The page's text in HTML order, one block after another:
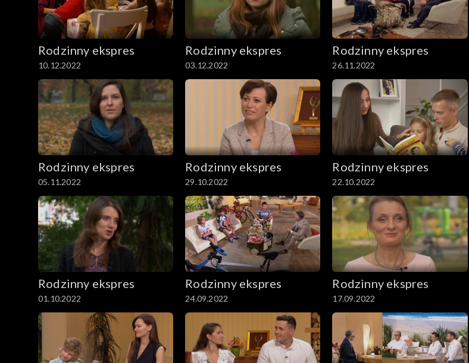
Rodzinny ekspres
10.12.2022
Rodzinny ekspres
03.12.2022
Rodzinny ekspres
26.11.2022
Rodzinny ekspres
05.11.2022
Rodzinny ekspres
29.10.2022
Rodzinny ekspres
22.10.2022
Rodzinny ekspres
01.10.2022
Rodzinny ekspres
24.09.2022
Rodzinny ekspres
17.09.2022